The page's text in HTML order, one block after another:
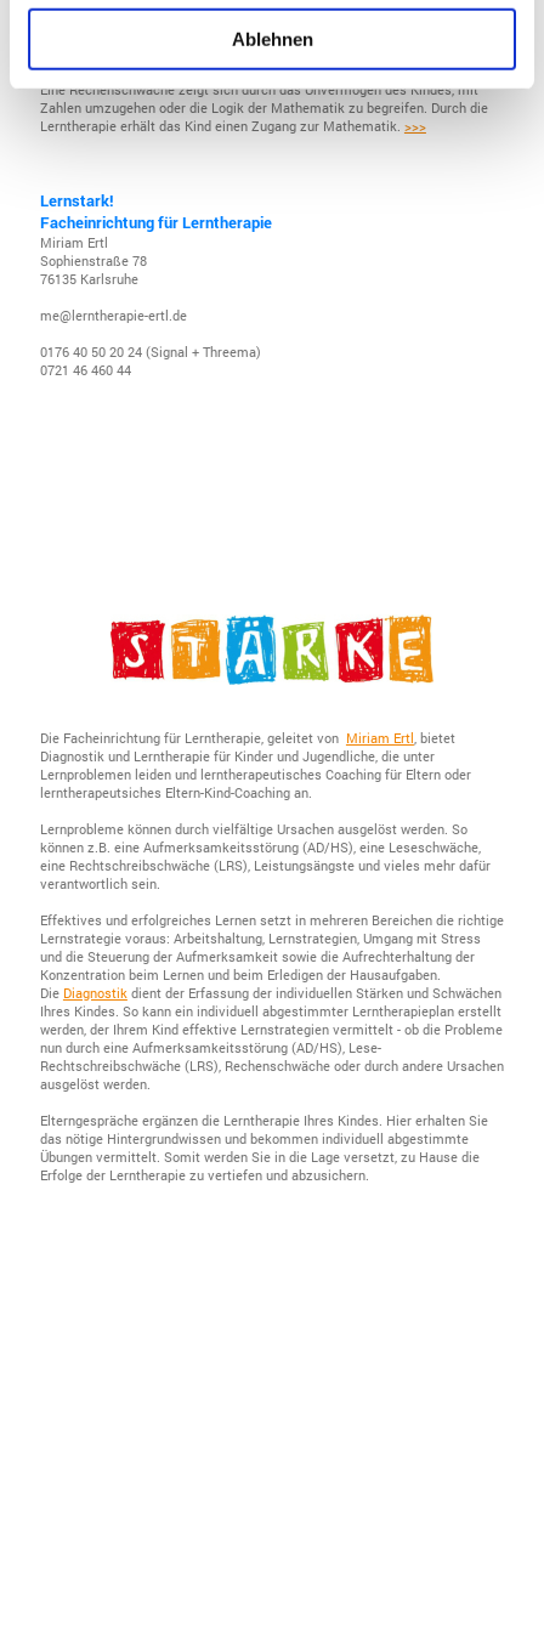
Ablehnen
Eine Rechenschwäche zeigt sich durch das Unvermögen des Kindes, mit
Zahlen umzugehen oder die Logik der Mathematik zu begreifen. Durch die
Lerntherapie erhält das Kind einen Zugang zur Mathematik. >>>
Lernstark!
Facheinrichtung für Lerntherapie
Miriam Ertl
Sophienstraße 78
76135 Karlsruhe
me@lerntherapie-ertl.de
0176 40 50 20 24 (Signal + Threema)
0721 46 460 44
Die Facheinrichtung für Lerntherapie, geleitet von Miriam Ertl, bietet
Diagnostik und Lerntherapie für Kinder und Jugendliche, die unter
Lernproblemen leiden und lerntherapeutisches Coaching für Eltern oder
lerntherapeutsiches Eltern-Kind-Coaching an.
Lernprobleme können durch vielfältige Ursachen ausgelöst werden. So
können z.B. eine Aufmerksamkeitsstörung (AD/HS), eine Leseschwäche,
eine Rechtschreibschwäche (LRS), Leistungsängste und vieles mehr dafür
verantwortlich sein.
Effektives und erfolgreiches Lernen setzt in mehreren Bereichen die richtige
Lernstrategie voraus: Arbeitshaltung, Lernstrategien, Umgang mit Stress
und die Steuerung der Aufmerksamkeit sowie die Aufrechterhaltung der
Konzentration beim Lernen und beim Erledigen der Hausaufgaben.
Die Diagnostikdient der Erfassung der individuellen Stärken und Schwächen
Ihres Kindes. So kann ein individuell abgestimmter Lerntherapieplan erstellt
werden, der Ihrem Kind effektive Lernstrategien vermittelt - ob die Probleme
nun durch eine Aufmerksamkeitsstörung (AD/HS), Lese-
Rechtschreibschwäche (LRS), Rechenschwäche oder durch andere Ursachen
ausgelöst werden.
Elterngespräche ergänzen die Lerntherapie Ihres Kindes. Hier erhalten Sie
das nötige Hintergrundwissen und bekommen individuell abgestimmte
Übungen vermittelt. Somit werden Sie in die Lage versetzt, zu Hause die
Erfolge der Lerntherapie zu vertiefen und abzusichern.